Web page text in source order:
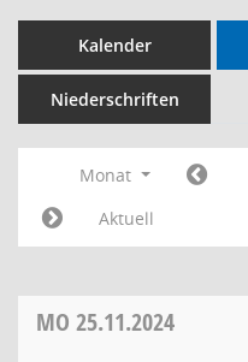
Kalender
Niederschriften
Monat
Aktuell
MO 25.11.2024